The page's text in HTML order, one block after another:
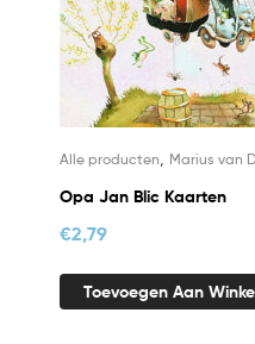
Alle producten, Marius van
Opa Jan Blic Kaarten
€2,79
Toevoegen Aan